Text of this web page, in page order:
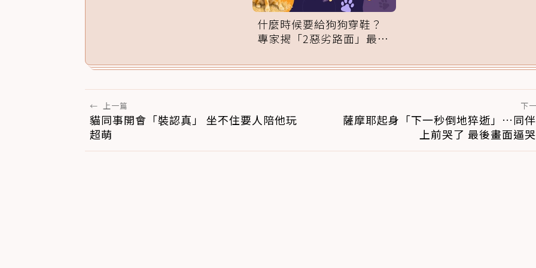
什麼時候要給狗狗穿鞋？
專家揭「2惡劣路面」最傷
← 上一篇
貓同事開會「裝認真」 坐不住要人陪他玩
超萌
下
薩摩耶起身「下一秒倒地猝逝」…同
上前哭了 最後畫面逼